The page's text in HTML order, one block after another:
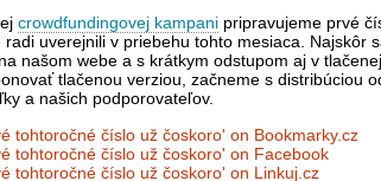
crowdfundingovej kampani pripravujeme prvé
radi uverejnili v priebehu tohto mesiaca. Najskôr
našom webe a s krátkym odstupom aj v
tlačenou verziou, začneme s distribúciou
a našich podporovateľov.